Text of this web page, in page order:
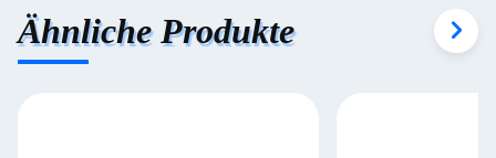
Ähnliche Produkte